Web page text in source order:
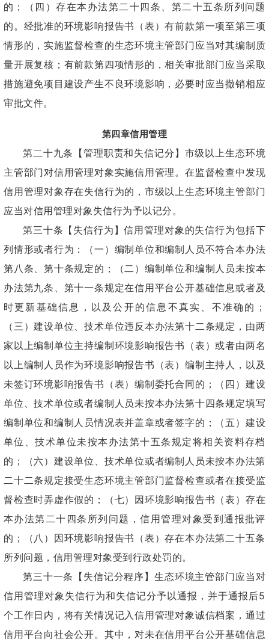
的；（四）存在本办法第二十四条、第二十五条所列问题
的。经批准的环境影响报告书（表）有前款第一项至第三项
情形的，实施监督检查的生态环境主管部门应当对其编制质
量开展复核；有前款第四项情形的，相关审批部门应当采取
措施避免项目建设产生不良环境影响，必要时应当撤销相应
审批文件。
第四章信用管理
第二十九条【管理职责和失信记分】市级以上生态环境
主管部门对信用管理对象实施信用管理。在监督检查中发现
信用管理对象存在失信行为的，市级以上生态环境主管部门
应当对信用管理对象失信行为予以记分。
第三十条【失信行为】信用管理对象的失信行为包括下
列情形或者行为：（一）编制单位和编制人员不符合本办法
第八条、第十条规定的；（二）编制单位和编制人员未按本
办法第九条、第十一条规定在信用平台公开基础信息或者及
时更新基础信息，以及公开的信息不真实、不准确的；
（三）建设单位、技术单位违反本办法第十二条规定，由两
家以上编制单位主持编制环境影响报告书（表）或者由两名
以上编制人员作为环境影响报告书（表）编制主持人，以及
未签订环境影响报告书（表）编制委托合同的；（四）建设
单位、技术单位或者编制人员未按本办法第十四条规定填写
编制单位和编制人员情况表并盖章或者签字的；（五）建设
单位、技术单位未按本办法第十五条规定将相关资料存档
的；（六）建设单位、技术单位或者编制人员未按本办法第
二十二条规定接受生态环境主管部门监督检查或者在接受监
督检查时弄虚作假的；（七）因环境影响报告书（表）存在
本办法第二十四条所列问题，信用管理对象受到通报批评
的；（八）因环境影响报告书（表）存在本办法第二十五条
所列问题，信用管理对象受到行政处罚的。
第三十一条【失信记分程序】生态环境主管部门应当对
信用管理对象失信行为和失信记分予以通报，并于通报后5
个工作日内，将有关情况记入信用管理对象诚信档案，通过
信用平台向社会公开。其中，对未在信用平台公开基础信息